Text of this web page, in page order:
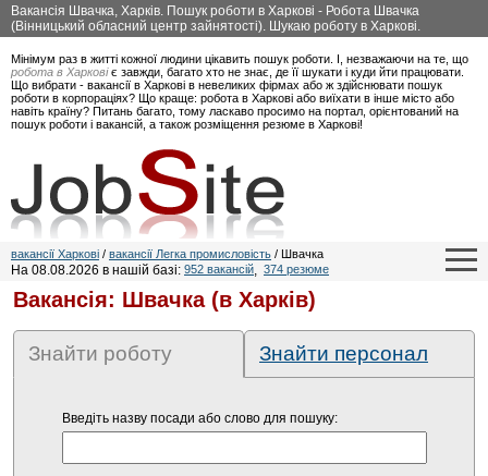
Вакансія Швачка, Харків. Пошук роботи в Харкові - Робота Швачка
(Вінницький обласний центр зайнятості). Шукаю роботу в Харкові.
Мінімум раз в житті кожної людини цікавить пошук роботи. І, незважаючи на те, що
робота в Харковіє завжди, багато хто не знає, де її шукати і куди йти працювати.
Що вибрати - вакансії в Харкові в невеликих фірмах або ж здійснювати пошук
роботи в корпораціях? Що краще: робота в Харкові або виїхати в інше місто або
навіть країну? Питань багато, тому ласкаво просимо на портал, орієнтований на
пошук роботи і вакансій, а також розміщення резюме в Харкові!
вакансії Харкові / вакансії Легка промисловість / Швачка
На 08.08.2026 в нашій базі: 952 вакансій, 374 резюме
Вакансія: Швачка (в Харків)
Знайти роботу Знайти персонал
Введіть назву посади або слово для пошуку: